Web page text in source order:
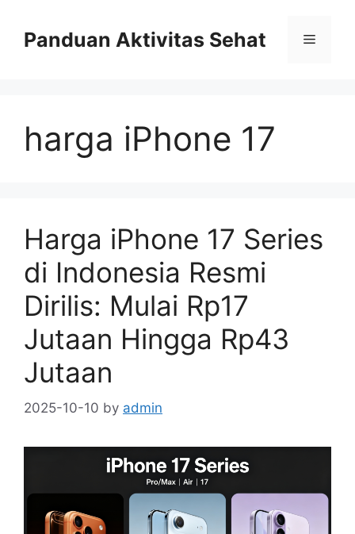
contentPanduan Aktivitas Sehat Menu
harga iPhone 17
Harga iPhone 17 Series
di Indonesia Resmi
Dirilis: Mulai Rp17
Jutaan Hingga Rp43
Jutaan
2025-10-10 by admin